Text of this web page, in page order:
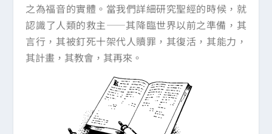
之為福音的實體。當我們詳細研究聖經的時候，就
認識了人類的救主——其降臨世界以前之準備，其
言行，其被釘死十架代人贖罪，其復活，其能力，
其計畫，其教會，其再來。